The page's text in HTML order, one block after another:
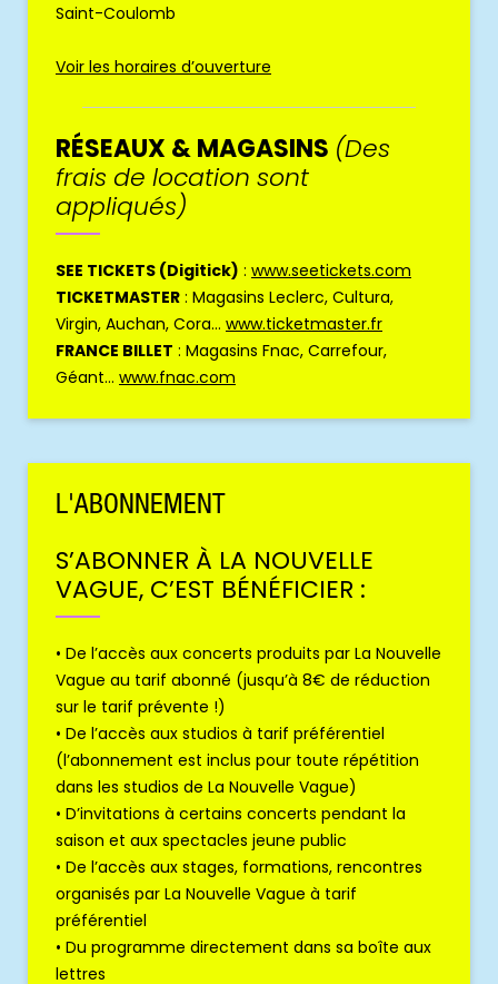
Saint-Coulomb
Voir les horaires d’ouverture
RÉSEAUX & MAGASINS (Des
frais de location sont
appliqués)
SEE TICKETS (Digitick) : www.seetickets.com
TICKETMASTER : Magasins Leclerc, Cultura,
Virgin, Auchan, Cora… www.ticketmaster.fr
FRANCE BILLET : Magasins Fnac, Carrefour,
Géant… www.fnac.com
L'ABONNEMENT
S’ABONNER À LA NOUVELLE
VAGUE, C’EST BÉNÉFICIER :
• De l’accès aux concerts produits par La Nouvelle
Vague au tarif abonné (jusqu’à 8€ de réduction
sur le tarif prévente !)
• De l’accès aux studios à tarif préférentiel
(l’abonnement est inclus pour toute répétition
dans les studios de La Nouvelle Vague)
• D’invitations à certains concerts pendant la
saison et aux spectacles jeune public
• De l’accès aux stages, formations, rencontres
organisés par La Nouvelle Vague à tarif
préférentiel
• Du programme directement dans sa boîte aux
lettres